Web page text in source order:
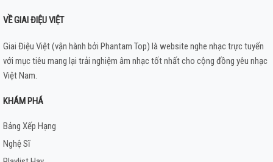
VỀ GIAI ĐIỆU VIỆT
Giai Điệu Việt (vận hành bởi Phantam Top) là website nghe nhạc trực tuyến
với mục tiêu mang lại trải nghiệm âm nhạc tốt nhất cho cộng đồng yêu nhạc
Việt Nam.
KHÁM PHÁ
Bảng Xếp Hạng
Nghệ Sĩ